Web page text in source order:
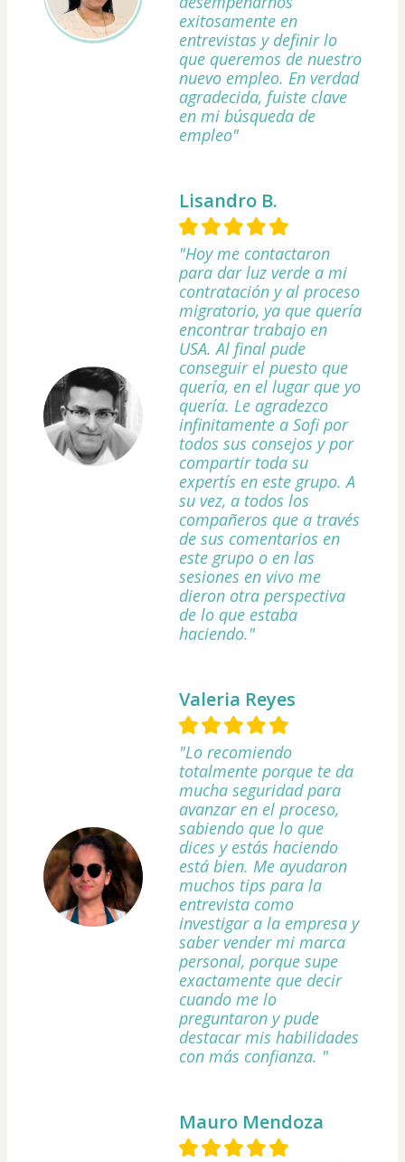
exitosamente en
entrevistas y definir lo
que queremos de nuestro
nuevo empleo. En verdad
agradecida, fuiste clave
en mi búsqueda de
empleo"
Lisandro B.
"Hoy me contactaron
para dar luz verde a mi
contratación y al proceso
migratorio, ya que quería
encontrar trabajo en
USA. Al final pude
conseguir el puesto que
quería, en el lugar que yo
quería. Le agradezco
infinitamente a Sofi por
todos sus consejos y por
compartir toda su
expertís en este grupo. A
su vez, a todos los
compañeros que a través
de sus comentarios en
este grupo o en las
sesiones en vivo me
dieron otra perspectiva
de lo que estaba
haciendo."
Valeria Reyes
"Lo recomiendo
totalmente porque te da
mucha seguridad para
avanzar en el proceso,
sabiendo que lo que
dices y estás haciendo
está bien. Me ayudaron
muchos tips para la
entrevista como
investigar a la empresa y
saber vender mi marca
personal, porque supe
exactamente que decir
cuando me lo
preguntaron y pude
destacar mis habilidades
con más confianza. "
Mauro Mendoza